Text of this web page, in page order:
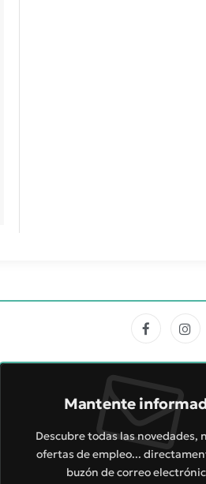
Facebook
Mantente
Descubre todas las novedades,
ofertas de empleo...
buzón de correo